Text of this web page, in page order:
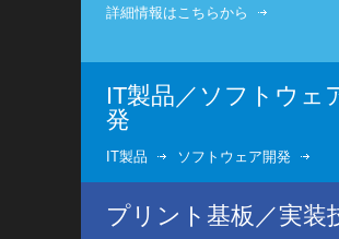
詳細情報はこちらから
IT製品／ソフトウェ
発
IT製品 ソフトウェア開発
プリント基板／実装